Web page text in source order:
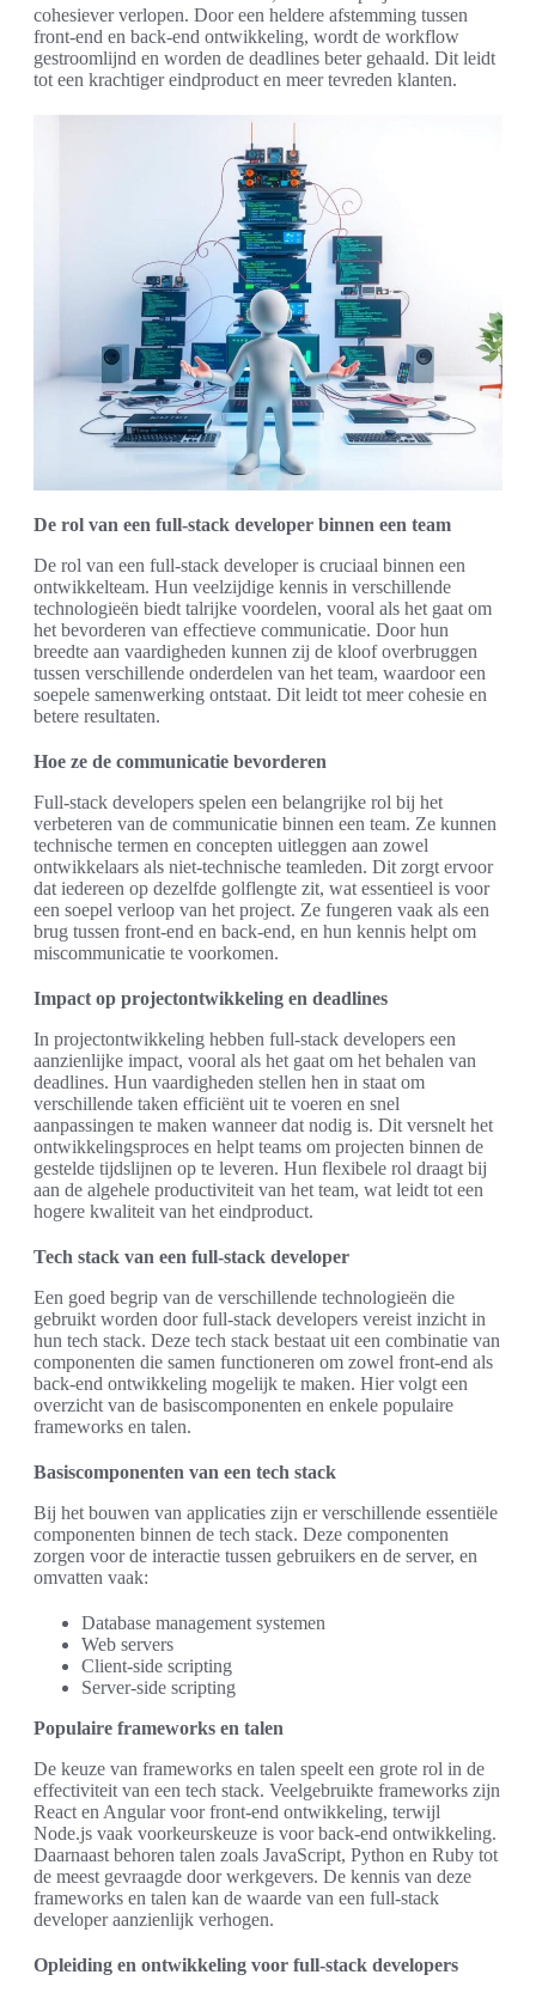
cohesiever verlopen. Door een heldere afstemming tussen
front-end en back-end ontwikkeling, wordt de workflow
gestroomlijnd en worden de deadlines beter gehaald. Dit leidt
tot een krachtiger eindproduct en meer tevreden klanten.
De rol van een full-stack developer binnen een team
De rol van een full-stack developer is cruciaal binnen een
ontwikkelteam. Hun veelzijdige kennis in verschillende
technologieën biedt talrijke voordelen, vooral als het gaat om
het bevorderen van effectieve communicatie. Door hun
breedte aan vaardigheden kunnen zij de kloof overbruggen
tussen verschillende onderdelen van het team, waardoor een
soepele samenwerking ontstaat. Dit leidt tot meer cohesie en
betere resultaten.
Hoe ze de communicatie bevorderen
Full-stack developers spelen een belangrijke rol bij het
verbeteren van de communicatie binnen een team. Ze kunnen
technische termen en concepten uitleggen aan zowel
ontwikkelaars als niet-technische teamleden. Dit zorgt ervoor
dat iedereen op dezelfde golflengte zit, wat essentieel is voor
een soepel verloop van het project. Ze fungeren vaak als een
brug tussen front-end en back-end, en hun kennis helpt om
miscommunicatie te voorkomen.
Impact op projectontwikkeling en deadlines
In projectontwikkeling hebben full-stack developers een
aanzienlijke impact, vooral als het gaat om het behalen van
deadlines. Hun vaardigheden stellen hen in staat om
verschillende taken efficiënt uit te voeren en snel
aanpassingen te maken wanneer dat nodig is. Dit versnelt het
ontwikkelingsproces en helpt teams om projecten binnen de
gestelde tijdslijnen op te leveren. Hun flexibele rol draagt bij
aan de algehele productiviteit van het team, wat leidt tot een
hogere kwaliteit van het eindproduct.
Tech stack van een full-stack developer
Een goed begrip van de verschillende technologieën die
gebruikt worden door full-stack developers vereist inzicht in
hun tech stack. Deze tech stack bestaat uit een combinatie van
componenten die samen functioneren om zowel front-end als
back-end ontwikkeling mogelijk te maken. Hier volgt een
overzicht van de basiscomponenten en enkele populaire
frameworks en talen.
Basiscomponenten van een tech stack
Bij het bouwen van applicaties zijn er verschillende essentiële
componenten binnen de tech stack. Deze componenten
zorgen voor de interactie tussen gebruikers en de server, en
omvatten vaak:
Database management systemen
Web servers
Client-side scripting
Server-side scripting
Populaire frameworks en talen
De keuze van frameworks en talen speelt een grote rol in de
effectiviteit van een tech stack. Veelgebruikte frameworks zijn
React en Angular voor front-end ontwikkeling, terwijl
Node.js vaak voorkeurskeuze is voor back-end ontwikkeling.
Daarnaast behoren talen zoals JavaScript, Python en Ruby tot
de meest gevraagde door werkgevers. De kennis van deze
frameworks en talen kan de waarde van een full-stack
developer aanzienlijk verhogen.
Opleiding en ontwikkeling voor full-stack developers